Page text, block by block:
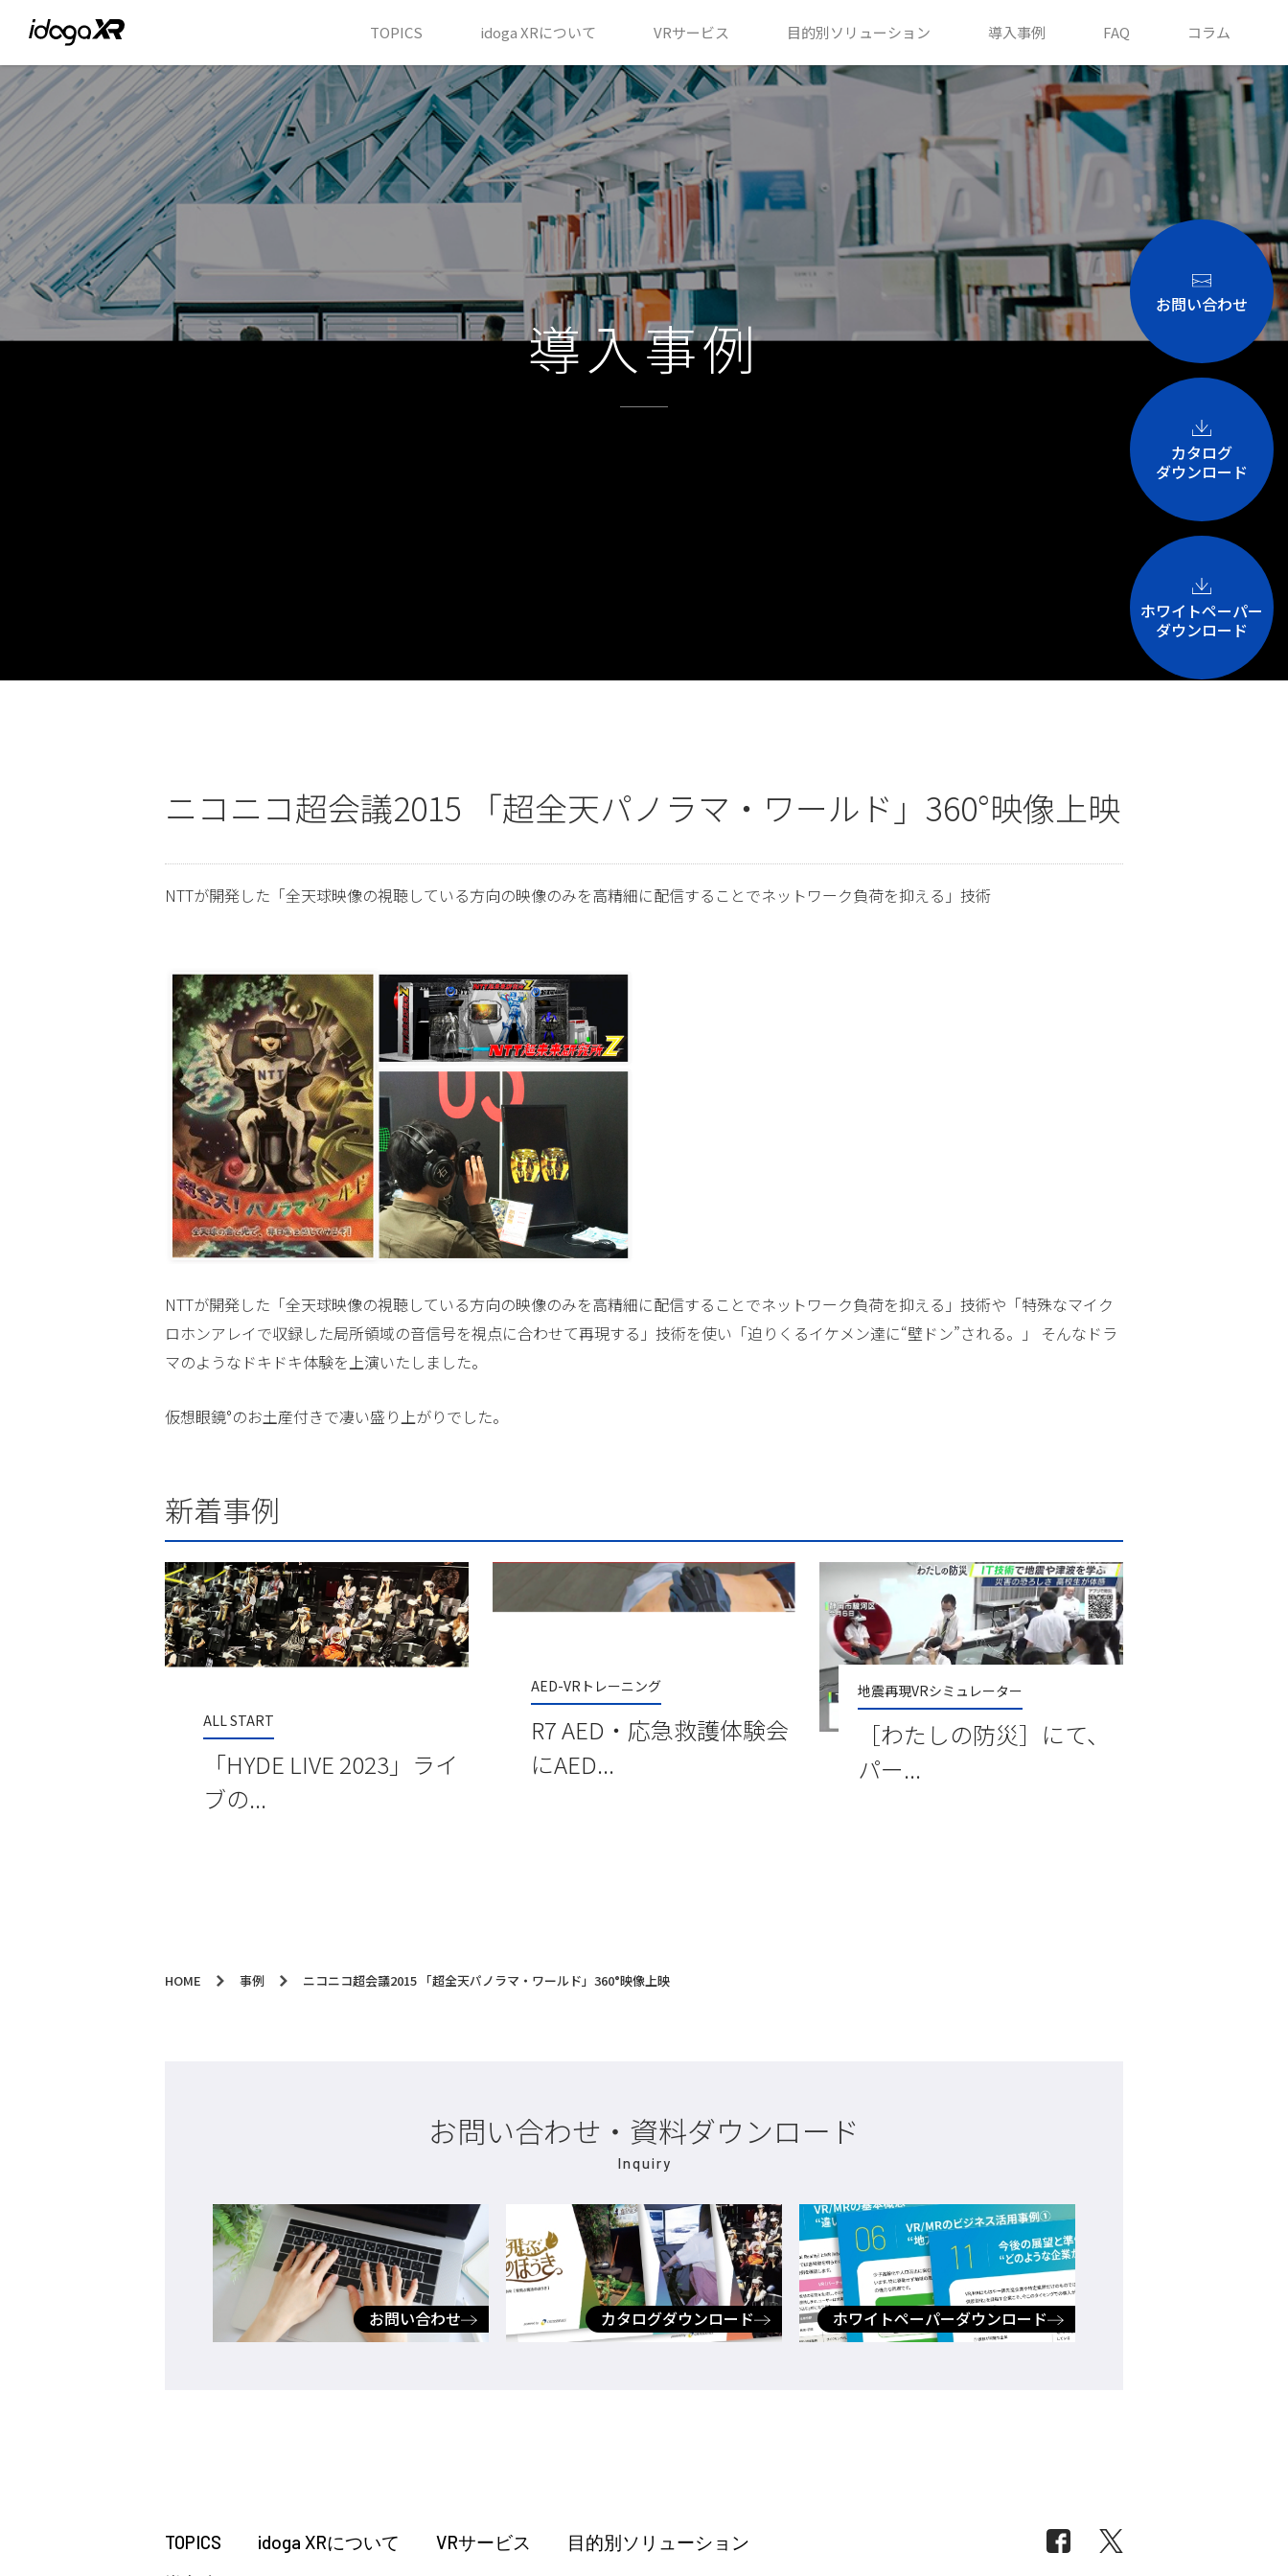
TOPICS idoga XRについて VRサービス 目的別ソリューション 導入事例 FAQ コラム
導入事例
お問い合わせ
カタログ
ダウンロード
ホワイトペーパー
ダウンロード
ニコニコ超会議2015 「超全天パノラマ・ワールド」360°映像上映
NTTが開発した「全天球映像の視聴している方向の映像のみを高精細に配信することでネットワーク負荷を抑える」技術
NTTが開発した「全天球映像の視聴している方向の映像のみを高精細に配信することでネットワーク負荷を抑える」技術や「特殊なマイク
ロホンアレイで収録した局所領域の音信号を視点に合わせて再現する」技術を使い「迫りくるイケメン達に“壁ドン”される。」 そんなドラ
マのようなドキドキ体験を上演いたしました。
仮想眼鏡°のお土産付きで凄い盛り上がりでした。
新着事例
ALL START
「HYDE LIVE 2023」ライ
ブの...
AED-VRトレーニング
R7 AED・応急救護体験会
にAED...
地震再現VRシミュレーター
［わたしの防災］にて、
パー...
HOME 事例 ニコニコ超会議2015 「超全天パノラマ・ワールド」360°映像上映
お問い合わせ・資料ダウンロード
Inquiry
お問い合わせ カタログダウンロード ホワイトペーパーダウンロード
TOPICS idoga XRについて VRサービス
目的別ソリューション